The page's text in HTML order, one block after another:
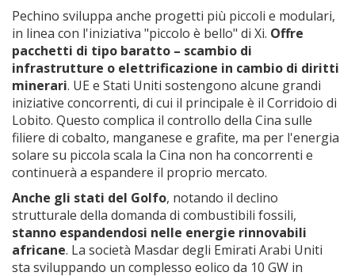
Pechino sviluppa anche progetti più piccoli e modulari,
in linea con l'iniziativa "piccolo è bello" di Xi. Offre
pacchetti di tipo baratto – scambio di
infrastrutture o elettrificazione in cambio di diritti
minerari. UE e Stati Uniti sostengono alcune grandi
iniziative concorrenti, di cui il principale è il Corridoio di
Lobito. Questo complica il controllo della Cina sulle
filiere di cobalto, manganese e grafite, ma per l'energia
solare su piccola scala la Cina non ha concorrenti e
continuerà a espandere il proprio mercato.
Anche gli stati del Golfo, notando il declino
strutturale della domanda di combustibili fossili,
stanno espandendosi nelle energie rinnovabili
africane. La società Masdar degli Emirati Arabi Uniti
sta sviluppando un complesso eolico da 10 GW in